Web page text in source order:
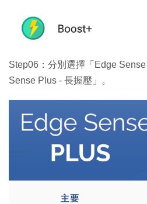
Step06：分別選擇「Edge
Sense Plus - 長握壓」。